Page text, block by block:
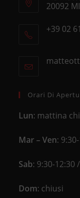
20092 MI
in
+39 02
your
Orari Di
Lun: mattina
Mar – Ven:
Sab: 9:30-12:30
Dom: chiusi